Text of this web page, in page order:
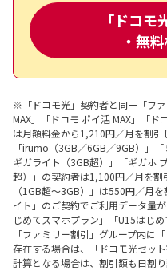
「ドコ
・無
※「ドコモ光」契約者と同一「フ
MAX」「ドコモ ポイ活 MAX」「
は月額料金から1,210円／月を割引
「irumo（3GB／6GB／9GB）」
ギガライト（3GB超）」「ギガホ
超）」の契約者は1,100円／月を割
（1GB超～3GB）」は550円／月
イト」のご契約でご利用データ量
じめてスマホプラン」「U15はじ
「ファミリー割引」グループ内に
存在する場合は、「ドコモ光セッ
計算となる場合は、割引額も日割り